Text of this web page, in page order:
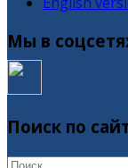
Мы в
Поиск по